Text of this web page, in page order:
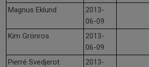
Magnus Eklund
2013-
06-09
Kim Grönros
2013-
06-09
Pierré Svedjerot
2013-